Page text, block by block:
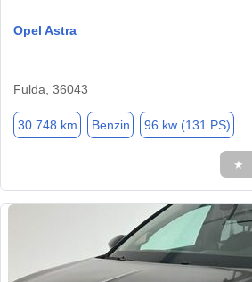
Opel Astra
Fulda, 36043
30.748 km Benzin 96 kw (131 PS)
★